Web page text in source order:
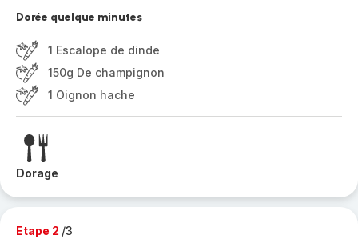
Dorée quelque minutes
1 Escalope de dinde
150g De champignon
1 Oignon hache
Dorage
Etape 2 /3